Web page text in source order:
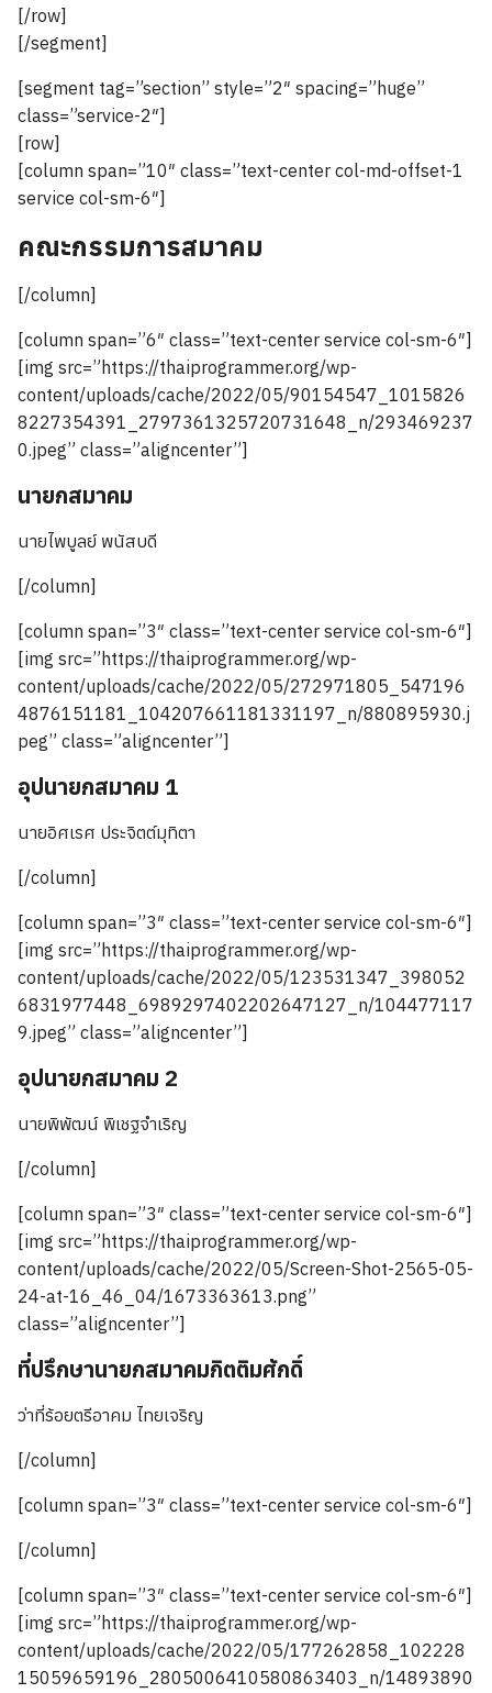
[/row]
[/segment]
[segment tag=”section” style=”2″ spacing=”huge”
class=”service-2″]
[row]
[column span=”10″ class=”text-center col-md-offset-1
service col-sm-6″]
คณะกรรมการสมาคม
[/column]
[column span=”6″ class=”text-center service col-sm-6″]
[img src=”https://thaiprogrammer.org/wp-
content/uploads/cache/2022/05/90154547_1015826
8227354391_2797361325720731648_n/293469237
0.jpeg” class=”aligncenter”]
นายกสมาคม
นายไพบูลย์ พนัสบดี
[/column]
[column span=”3″ class=”text-center service col-sm-6″]
[img src=”https://thaiprogrammer.org/wp-
content/uploads/cache/2022/05/272971805_547196
4876151181_104207661181331197_n/880895930.j
peg” class=”aligncenter”]
อุปนายกสมาคม 1
นายอิศเรศ ประจิตต์มุทิตา
[/column]
[column span=”3″ class=”text-center service col-sm-6″]
[img src=”https://thaiprogrammer.org/wp-
content/uploads/cache/2022/05/123531347_398052
6831977448_6989297402202647127_n/104477117
9.jpeg” class=”aligncenter”]
อุปนายกสมาคม 2
นายพิพัฒน์ พิเชฐจำเริญ
[/column]
[column span=”3″ class=”text-center service col-sm-6″]
[img src=”https://thaiprogrammer.org/wp-
content/uploads/cache/2022/05/Screen-Shot-2565-05-
24-at-16_46_04/1673363613.png”
class=”aligncenter”]
ที่ปรึกษานายกสมาคมกิตติมศักดิ์
ว่าที่ร้อยตรีอาคม ไทยเจริญ
[/column]
[column span=”3″ class=”text-center service col-sm-6″]
[/column]
[column span=”3″ class=”text-center service col-sm-6″]
[img src=”https://thaiprogrammer.org/wp-
content/uploads/cache/2022/05/177262858_102228
15059659196_2805006410580863403_n/14893890